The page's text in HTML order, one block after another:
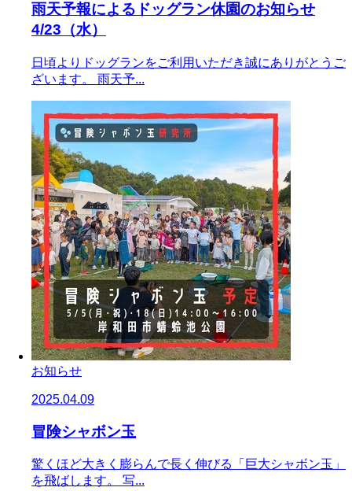
雨天予報によるドッグラン休園のお知らせ
4/23（水）
日頃よりドッグランをご利用いただき誠にありがとうご
ざいます。 雨天予...
お知らせ
2025.04.09
冒険シャボン玉
驚くほど大きく膨らんで長く伸びる「巨大シャボン玉」
を飛ばします。 写...